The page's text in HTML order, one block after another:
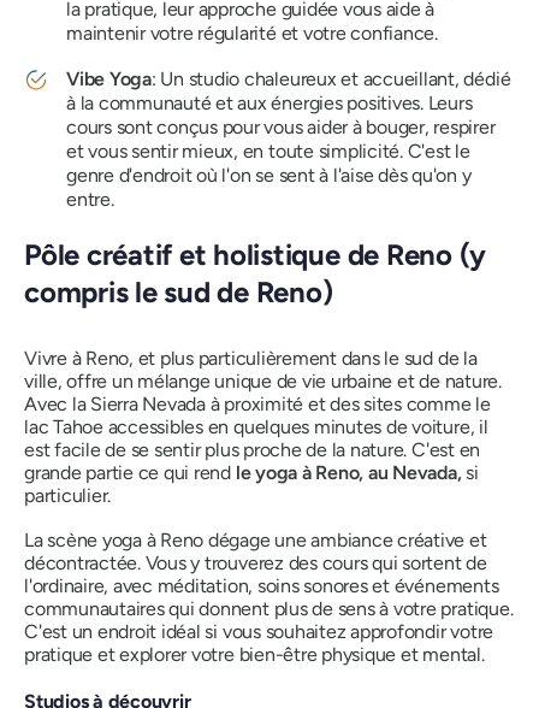
la pratique, leur approche guidée vous aide à
maintenir votre régularité et votre confiance.
Vibe Yoga: Un studio chaleureux et accueillant, dédié
à la communauté et aux énergies positives. Leurs
cours sont conçus pour vous aider à bouger, respirer
et vous sentir mieux, en toute simplicité. C'est le
genre d'endroit où l'on se sent à l'aise dès qu'on y
entre.
Pôle créatif et holistique de Reno (y
compris le sud de Reno)
Vivre à Reno, et plus particulièrement dans le sud de la
ville, offre un mélange unique de vie urbaine et de nature.
Avec la Sierra Nevada à proximité et des sites comme le
lac Tahoe accessibles en quelques minutes de voiture, il
est facile de se sentir plus proche de la nature. C'est en
grande partie ce qui rend le yoga à Reno, au Nevada,si
particulier.
La scène yoga à Reno dégage une ambiance créative et
décontractée. Vous y trouverez des cours qui sortent de
l'ordinaire, avec méditation, soins sonores et événements
communautaires qui donnent plus de sens à votre pratique.
C'est un endroit idéal si vous souhaitez approfondir votre
pratique et explorer votre bien-être physique et mental.
Studios à découvrir